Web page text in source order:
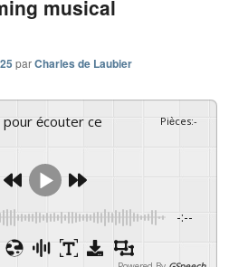
musical
parCharles de Laubier
Pièces:-
-:--